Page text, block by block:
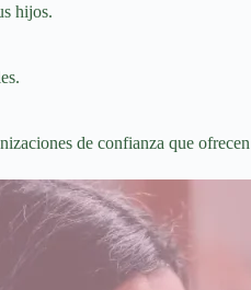
hijos.
de confianza que